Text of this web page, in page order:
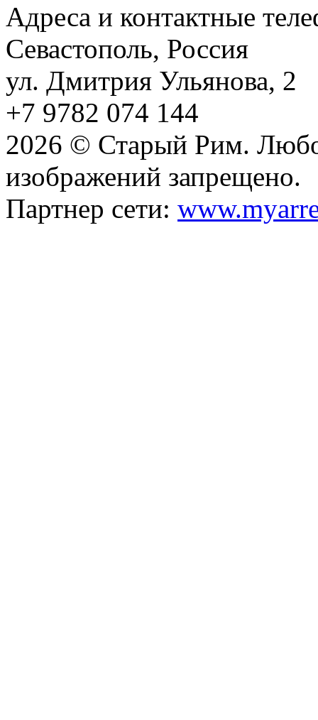
Адреса и контактные
Севастополь, Россия
ул. Дмитрия Ульянова, 2
+7 9782 074 144
2026 © Старый Рим.
изображений запрещено.
Партнер сети: